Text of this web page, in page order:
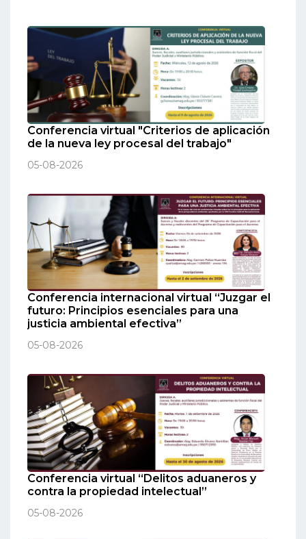
Conferencia virtual "Criterios de aplicación
de la nueva ley procesal del trabajo"
05-08-2026
Conferencia internacional virtual “Juzgar el
futuro: Principios esenciales para una
justicia ambiental efectiva”
05-08-2026
Conferencia virtual “Delitos aduaneros y
contra la propiedad intelectual”
05-08-2026